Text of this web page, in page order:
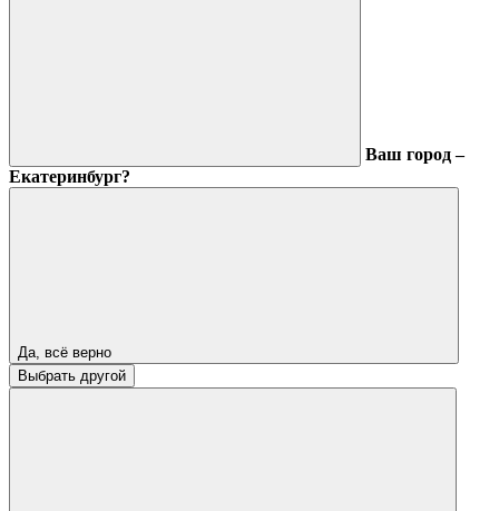
Ваш город –
Екатеринбург?
Да, всё верно
Выбрать другой